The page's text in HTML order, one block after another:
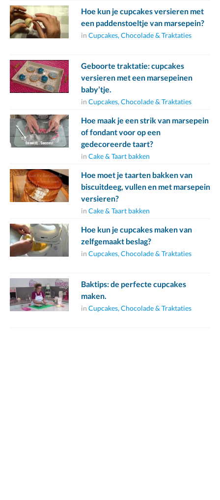
Hoe kun je cupcakes versieren met
een paddenstoeltje van marsepein?
in Cupcakes, Chocolade & Traktaties
Geboorte traktatie: cupcakes
versieren met een marsepeinen
baby’tje.
in Cupcakes, Chocolade & Traktaties
Hoe maak je een strik van marsepein
of fondant voor op een
gedecoreerde taart?
in Cake & Taart bakken
Hoe moet je taarten bakken van
biscuitdeeg, vullen en met marsepein
versieren?
in Cake & Taart bakken
Hoe kun je cupcakes maken van
zelfgemaakt beslag?
in Cupcakes, Chocolade & Traktaties
Baktips: de perfecte cupcakes
maken.
in Cupcakes, Chocolade & Traktaties